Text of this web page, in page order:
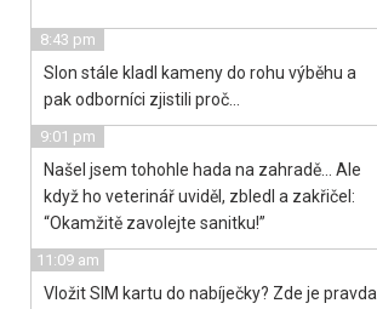
8:43 pm
Slon stále kladl kameny do rohu výběhu a
pak odborníci zjistili proč…
9:01 pm
Našel jsem tohohle hada na zahradě… Ale
když ho veterinář uviděl, zbledl a zakřičel:
“Okamžitě zavolejte sanitku!”
11:09 am
Vložit SIM kartu do nabíječky? Zde je pravda